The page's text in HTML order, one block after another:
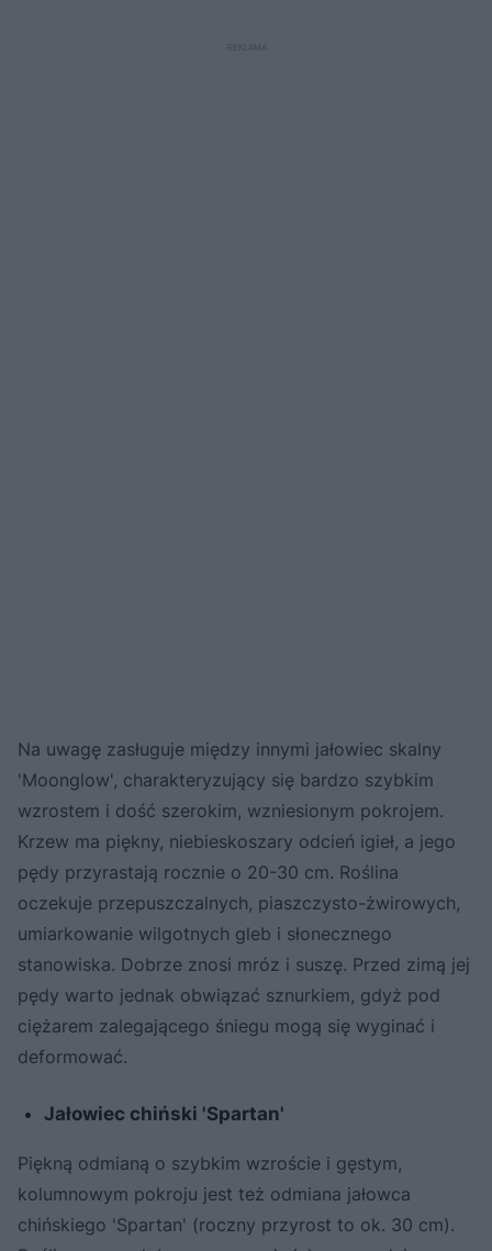
Na uwagę zasługuje między innymi jałowiec skalny
'Moonglow', charakteryzujący się bardzo szybkim
wzrostem i dość szerokim, wzniesionym pokrojem.
Krzew ma piękny, niebieskoszary odcień igieł, a jego
pędy przyrastają rocznie o 20-30 cm. Roślina
oczekuje przepuszczalnych, piaszczysto-żwirowych,
umiarkowanie wilgotnych gleb i słonecznego
stanowiska. Dobrze znosi mróz i suszę. Przed zimą jej
pędy warto jednak obwiązać sznurkiem, gdyż pod
ciężarem zalegającego śniegu mogą się wyginać i
deformować.
Jałowiec chiński 'Spartan'
Piękną odmianą o szybkim wzroście i gęstym,
kolumnowym pokroju jest też odmiana jałowca
chińskiego 'Spartan' (roczny przyrost to ok. 30 cm).